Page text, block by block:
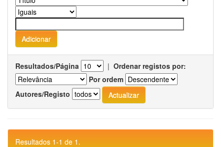
Resultados/Página | Ordenar registos por:
Por ordem
Autores/Registo
Resultados 1-1 de 1.